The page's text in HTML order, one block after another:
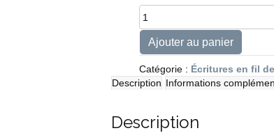
quantité
de
Clémence
et
le
papillon
Ajouter au panier
Catégorie : Écritures en fil
Description Informations
Description